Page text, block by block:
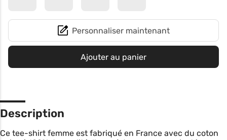
Personnaliser maintenant
Ajouter au panier
Description
Ce tee-shirt femme est fabriqué en France avec du coton